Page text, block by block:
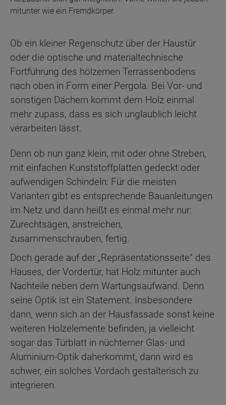
mitunter wie ein Fremdkörper.
Ob ein kleiner Regenschutz über der Haustür
oder die optische und materialtechnische
Fortführung des hölzernen Terrassenbodens
nach oben in Form einer Pergola. Bei Vor- und
sonstigen Dächern kommt dem Holz einmal
mehr zupass, dass es sich unglaublich leicht
verarbeiten lässt.
Denn ob nun ganz klein, mit oder ohne Streben,
mit einfachen Kunststoffplatten gedeckt oder
aufwendigen Schindeln: Für die meisten
Varianten gibt es entsprechende Bauanleitungen
im Netz und dann heißt es einmal mehr nur:
Zurechtsägen, anstreichen,
zusammenschrauben, fertig.
Doch gerade auf der „Repräsentationsseite“ des
Hauses, der Vordertür, hat Holz mitunter auch
Nachteile neben dem Wartungsaufwand. Denn
seine Optik ist ein Statement. Insbesondere
dann, wenn sich an der Hausfassade sonst keine
weiteren Holzelemente befinden, ja vielleicht
sogar das Türblatt in nüchterner Glas- und
Aluminium-Optik daherkommt, dann wird es
schwer, ein solches Vordach gestalterisch zu
integrieren.